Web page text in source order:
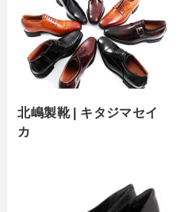
北嶋製靴 | キタジマセイ
カ